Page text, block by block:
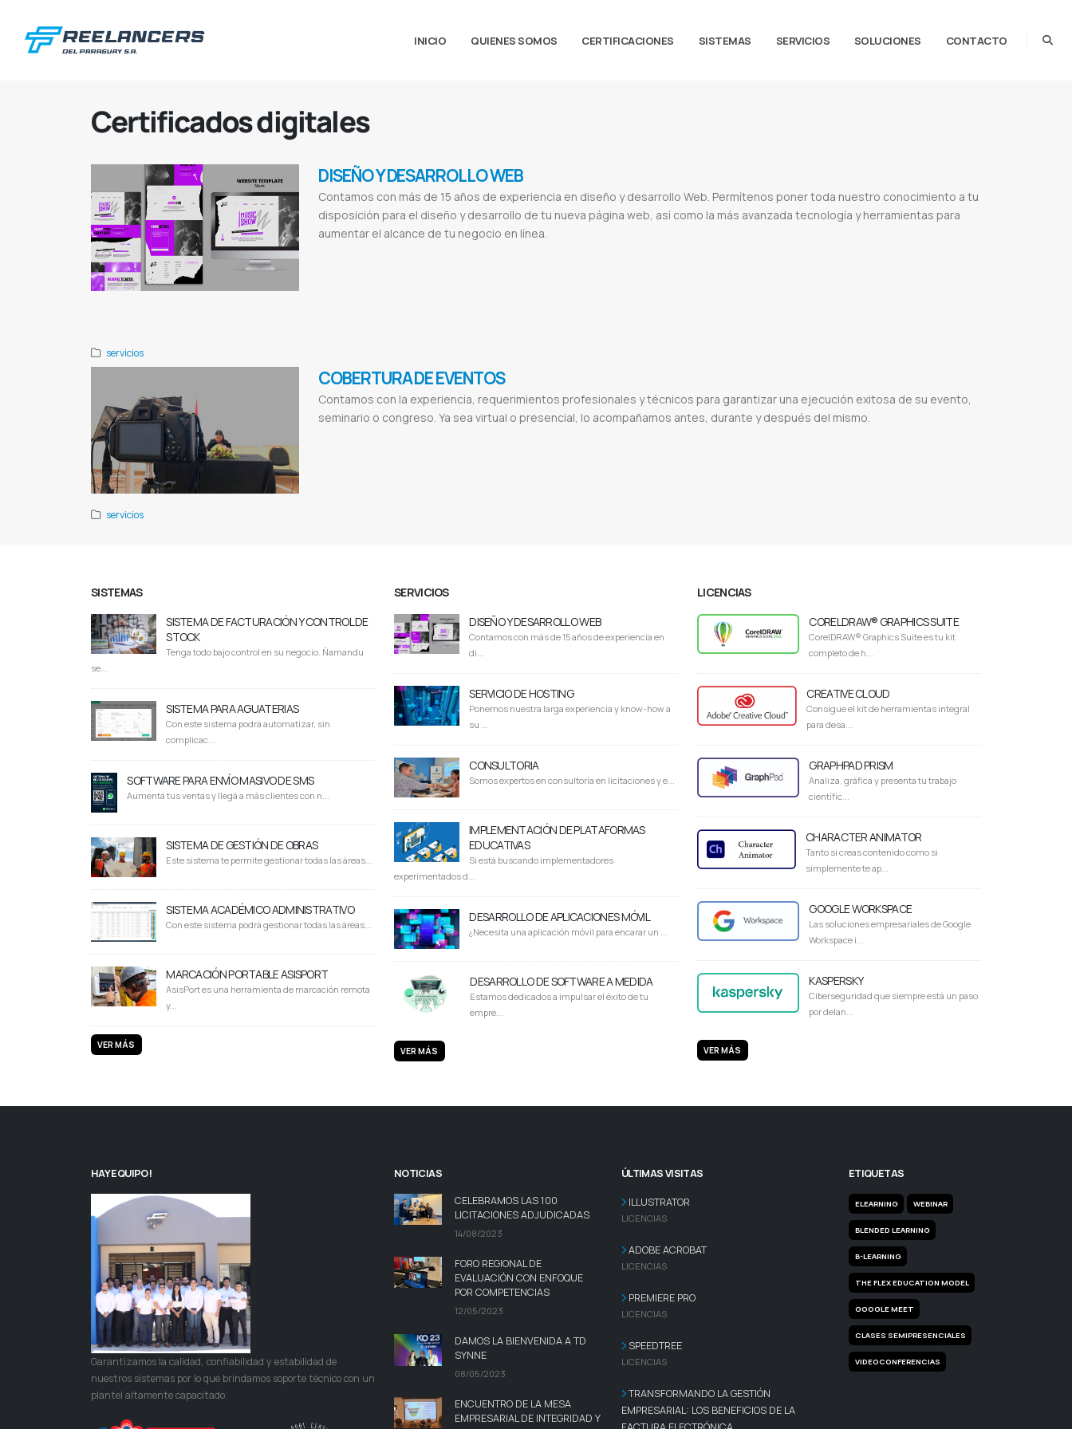
INICIO QUIENES SOMOS CERTIFICACIONES SISTEMAS SERVICIOS SOLUCIONES CONTACTO
Certificados digitales
DISEÑO Y DESARROLLO WEB
Contamos con más de 15 años de experiencia en diseño y desarrollo Web. Permítenos poner toda nuestro conocimiento a tu
disposición para el diseño y desarrollo de tu nueva página web, así como la más avanzada tecnología y herramientas para
aumentar el alcance de tu negocio en línea.
servicios
COBERTURA DE EVENTOS
Contamos con la experiencia, requerimientos profesionales y técnicos para garantizar una ejecución exitosa de su evento,
seminario o congreso. Ya sea virtual o presencial, lo acompañamos antes, durante y después del mismo.
servicios
SISTEMAS
SISTEMA DE FACTURACIÓN Y CONTROL DE
STOCK
Tenga todo bajo control en su negocio. Ñamandu
se...
SISTEMA PARA AGUATERIAS
Con este sistema podrá automatizar, sin
complicac...
SOFTWARE PARA ENVÍO MASIVO DE SMS
Aumentá tus ventas y llegá a más clientes con n...
SISTEMA DE GESTIÓN DE OBRAS
Este sistema te permite gestionar todas las áreas...
SISTEMA ACADÉMICO ADMINISTRATIVO
Con este sistema podrá gestionar todas las áreas...
MARCACIÓN PORTABLE ASISPORT
AsisPort es una herramienta de marcación remota
y...
VER MÁS
SERVICIOS
DISEÑO Y DESARROLLO WEB
Contamos con más de 15 años de experiencia en
di...
SERVICIO DE HOSTING
Ponemos nuestra larga experiencia y know-how a
su ...
CONSULTORIA
Somos expertos en consultoría en licitaciones y e...
IMPLEMENTACIÓN DE PLATAFORMAS
EDUCATIVAS
Si está buscando implementadores
experimentados d...
DESARROLLO DE APLICACIONES MÓVIL
¿Necesita una aplicación móvil para encarar un ...
DESARROLLO DE SOFTWARE A MEDIDA
Estamos dedicados a impulsar el éxito de tu
empre...
VER MÁS
LICENCIAS
CORELDRAW® GRAPHICS SUITE
CorelDRAW® Graphics Suite es tu kit
completo de h...
CREATIVE CLOUD
Consigue el kit de herramientas integral
para desa...
GRAPHPAD PRISM
Analiza, gráfica y presenta tu trabajo
científic...
CHARACTER ANIMATOR
Tanto si creas contenido como si
simplemente te ap...
GOOGLE WORKSPACE
Las soluciones empresariales de Google
Workspace i...
KASPERSKY
Ciberseguridad que siempre está un paso
por delan...
VER MÁS
HAY EQUIPO!
Garantizamos la calidad, confiabilidad y estabilidad de
nuestros sistemas por lo que brindamos soporte técnico con un
plantel altamente capacitado.
NOTICIAS
CELEBRAMOS LAS 100
LICITACIONES ADJUDICADAS
14/08/2023
FORO REGIONAL DE
EVALUACIÓN CON ENFOQUE
POR COMPETENCIAS
12/05/2023
DAMOS LA BIENVENIDA A TD
SYNNE
08/05/2023
ENCUENTRO DE LA MESA
EMPRESARIAL DE INTEGRIDAD Y
ÚLTIMAS VISITAS
ILLUSTRATOR
LICENCIAS
ADOBE ACROBAT
LICENCIAS
PREMIERE PRO
LICENCIAS
SPEEDTREE
LICENCIAS
TRANSFORMANDO LA GESTIÓN
EMPRESARIAL: LOS BENEFICIOS DE LA
ETIQUETAS
ELEARNING WEBINAR
BLENDED LEARNING
B-LEARNING
THE FLEX EDUCATION MODEL
GOOGLE MEET
CLASES SEMIPRESENCIALES
VIDEOCONFERENCIAS